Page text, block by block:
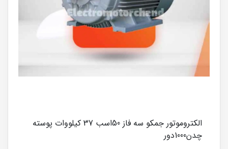
الکتروموتور جمکو سه فاز 50اسب 37 کیلووات پوسته
چدن1000دور